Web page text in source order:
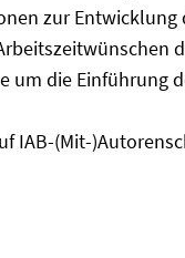
zur
die Einführung
IAB-(Mit-